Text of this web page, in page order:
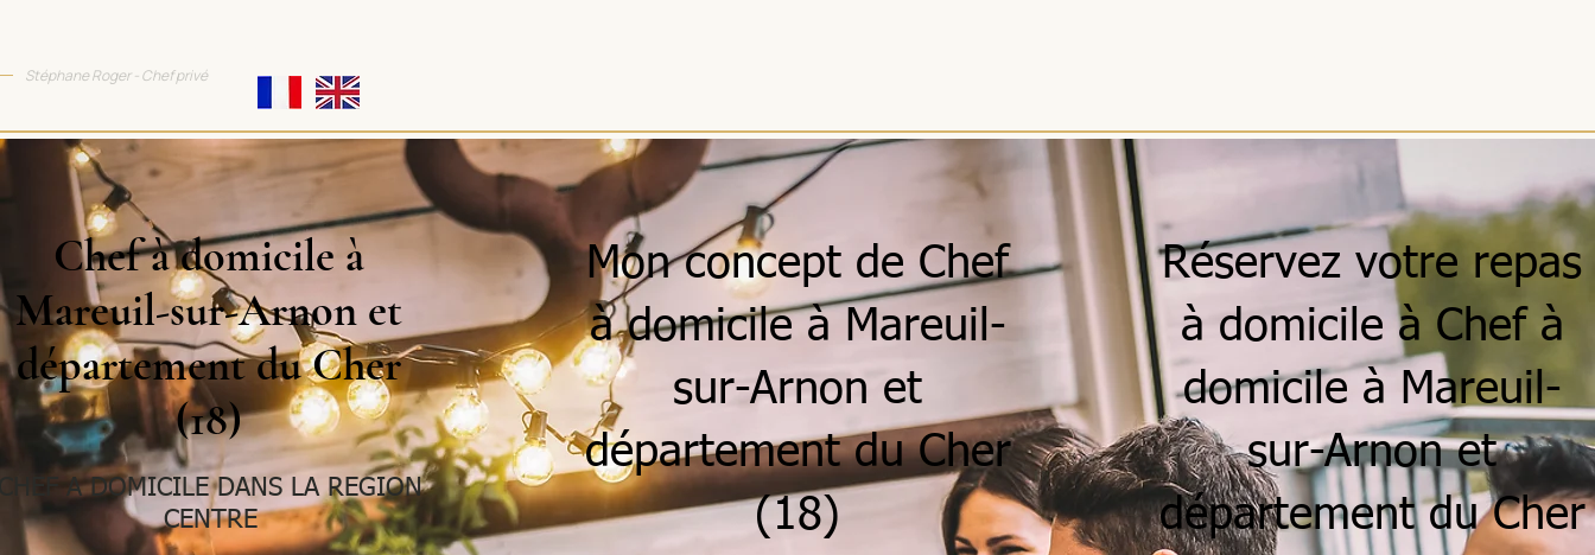
Stéphane Roger - Chef privé
Chef à domicile à
Mareuil-sur-Arnon et
département du Cher
(18)
A DOMICILE DANS LA REGION
CENTRE
Mon concept de Chef
à domicile à Mareuil-
sur-Arnon et
département du Cher
(18)
Réservez votre repas
à domicile à Chef à
domicile à Mareuil-
sur-Arnon et
département du Cher